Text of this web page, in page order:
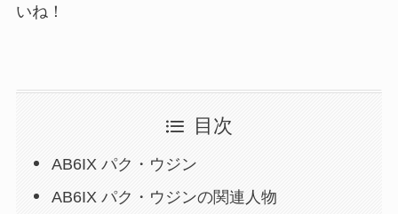
いね！
目次
AB6IX パク・ウジン
AB6IX パク・ウジンの関連人物